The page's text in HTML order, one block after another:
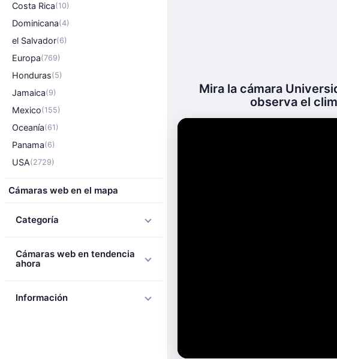
Costa Rica(10)
Dominicana(4)
el Salvador(6)
Europa(769)
Honduras(5)
Jamaica(9)
Mexico(155)
Oceanía(61)
Panama(6)
USA(2729)
Cámaras web en el mapa
Categoría
Cámaras web en tendencia
ahora
Información
Mira la cámara
observa el